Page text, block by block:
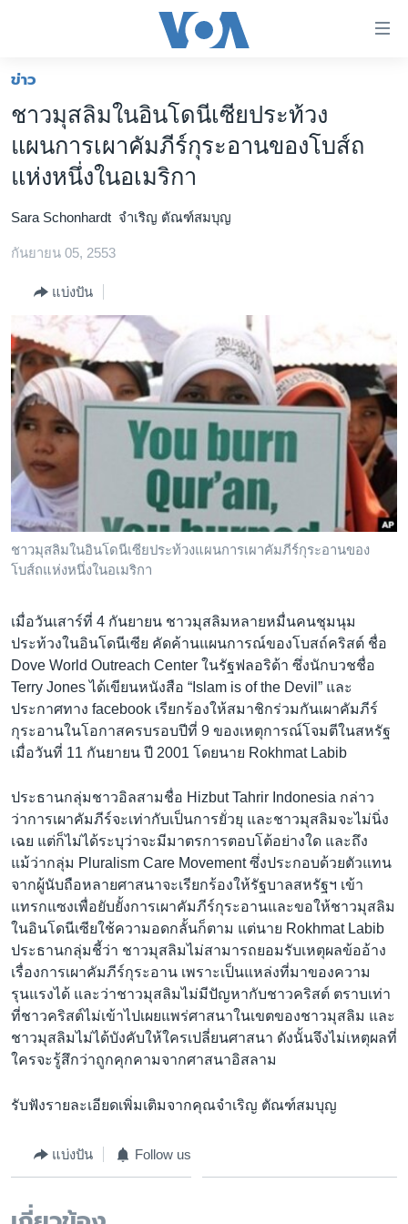
ต่อ
เนื้อหา
หลัก
ไป
หลัก
การ
ค้นหา
โลก
เอเชีย
ไทย
ธุรกิจ
วิทยาศาสตร์
สังคมและสุขภาพ
ไลฟ์สไตล์
ตรวจสอบข่าว
เรียนรู้ภาษาอังกฤษ
พอดคาสต์
ติดตามเรา
ข่าว
ชาวมุสลิมในอินโดนีเซียประท้วง
แผนการเผาคัมภีร์กุระอานของโบส์ถ
แห่งหนึ่งในอเมริกา
Sara Schonhardt จำเริญ ตัณฑ์สมบุญ
กันยายน 05, 2553
แบ่งปัน
ชาวมุสลิมในอินโดนีเซียประท้วงแผนการเผาคัมภีร์กุระอานของ
โบส์ถแห่งหนึ่งในอเมริกา
เมื่อวันเสาร์ที่ 4 กันยายน ชาวมุสลิมหลายหมื่นคนชุมนุม
ประท้วงในอินโดนีเซีย คัดค้านแผนการณ์ของโบสถ์คริสต์ ชื่อ
Dove World Outreach Center ในรัฐฟลอริด้า ซึ่งนักบวชชื่อ
Terry Jones ได้เขียนหนังสือ “Islam is of the Devil” และ
ประกาศทาง facebook เรียกร้องให้สมาชิกร่วมกันเผาคัมภีร์
กุระอานในโอกาสครบรอบปีที่ 9 ของเหตุการณ์โจมตีในสหรัฐ
เมื่อวันที่ 11 กันยายน ปี 2001 โดยนาย Rokhmat Labib
ประธานกลุ่มชาวอิลสามชื่อ Hizbut Tahrir Indonesia กล่าว
ว่าการเผาคัมภีร์จะเท่ากับเป็นการยั่วยุ และชาวมุสลิมจะไม่นิ่ง
เฉย แต่ก็ไม่ได้ระบุว่าจะมีมาตรการตอบโต้อย่างใด และถึง
แม้ว่ากลุ่ม Pluralism Care Movement ซึ่งประกอบด้วยตัวแทน
จากผู้นับถือหลายศาสนาจะเรียกร้องให้รัฐบาลสหรัฐฯ เข้า
แทรกแซงเพื่อยับยั้งการเผาคัมภีร์กุระอานและขอให้ชาวมุสลิม
ในอินโดนีเซียใช้ความอดกลั้นก็ตาม แต่นาย Rokhmat Labib
ประธานกลุ่มชี้ว่า ชาวมุสลิมไม่สามารถยอมรับเหตุผลข้ออ้าง
เรื่องการเผาคัมภีร์กุระอาน เพราะเป็นแหล่งที่มาของความ
รุนแรงได้ และว่าชาวมุสลิมไม่มีปัญหากับชาวคริสต์ ตราบเท่า
ที่ชาวคริสต์ไม่เข้าไปเผยแพร่ศาสนาในเขตของชาวมุสลิม และ
ชาวมุสลิมไม่ได้บังคับให้ใครเปลี่ยนศาสนา ดังนั้นจึงไม่เหตุผลที่
ใครจะรู้สึกว่าถูกคุกคามจากศาสนาอิสลาม
รับฟังรายละเอียดเพิ่มเติมจากคุณจำเริญ ตัณฑ์สมบุญ
แบ่งปัน Follow us